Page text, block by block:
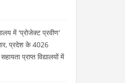
में 'प्रोजेक्ट प्रवीण'
प्रदेश के 4026
प्राप्त विद्यालयों में